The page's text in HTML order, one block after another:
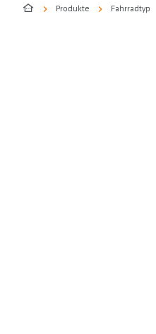
Produkte Fahrradtyp